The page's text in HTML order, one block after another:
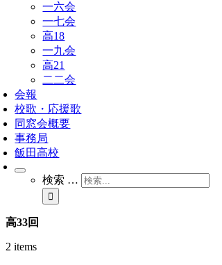
一六会
一七会
高18
一九会
高21
二二会
会報
校歌・応援歌
同窓会概要
事務局
飯田高校
検索 …
高33回
2 items